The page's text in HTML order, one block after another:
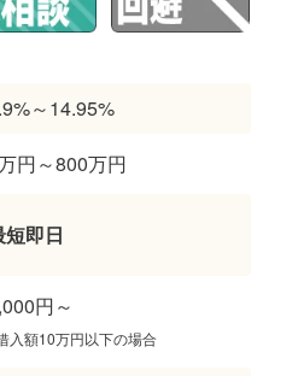
～14.95%
円～800万円
短即日
円～
入額10万円以下の場合